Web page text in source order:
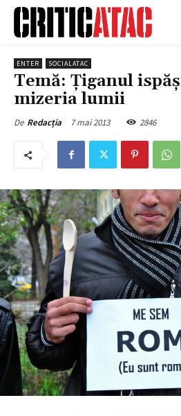
ENTER SOCIALATAC
Temă: Țiganul
mizeria lumii
De Redacția 7 mai 2013 2846